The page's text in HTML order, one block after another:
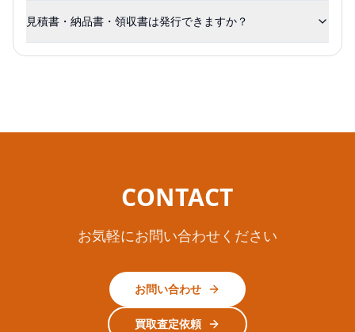
見積書・納品書・領収書は発行できますか？
CONTACT
お気軽にお問い合わせください
お問い合わせ
買取査定依頼